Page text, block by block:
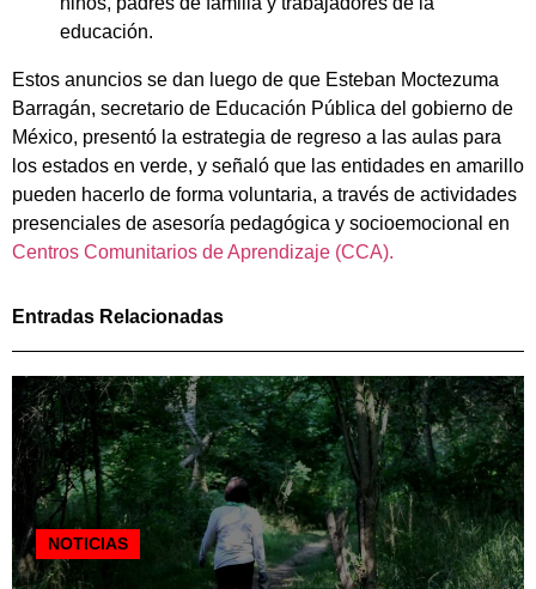
educación.
Estos anuncios se dan luego de que Esteban Moctezuma
Barragán, secretario de Educación Pública del gobierno de
México, presentó la estrategia de regreso a las aulas para
los estados en verde, y señaló que las entidades en amarillo
pueden hacerlo de forma voluntaria, a través de actividades
presenciales de asesoría pedagógica y socioemocional en
Centros Comunitarios de Aprendizaje (CCA).
Entradas Relacionadas
NOTICIAS